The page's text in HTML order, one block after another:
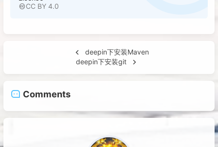
CC BY 4.0
deepin下安装Maven
deepin下安装git
Comments